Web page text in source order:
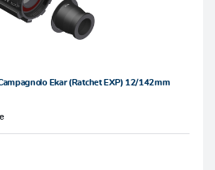
Ekar (Ratchet EXP) 12/142mm